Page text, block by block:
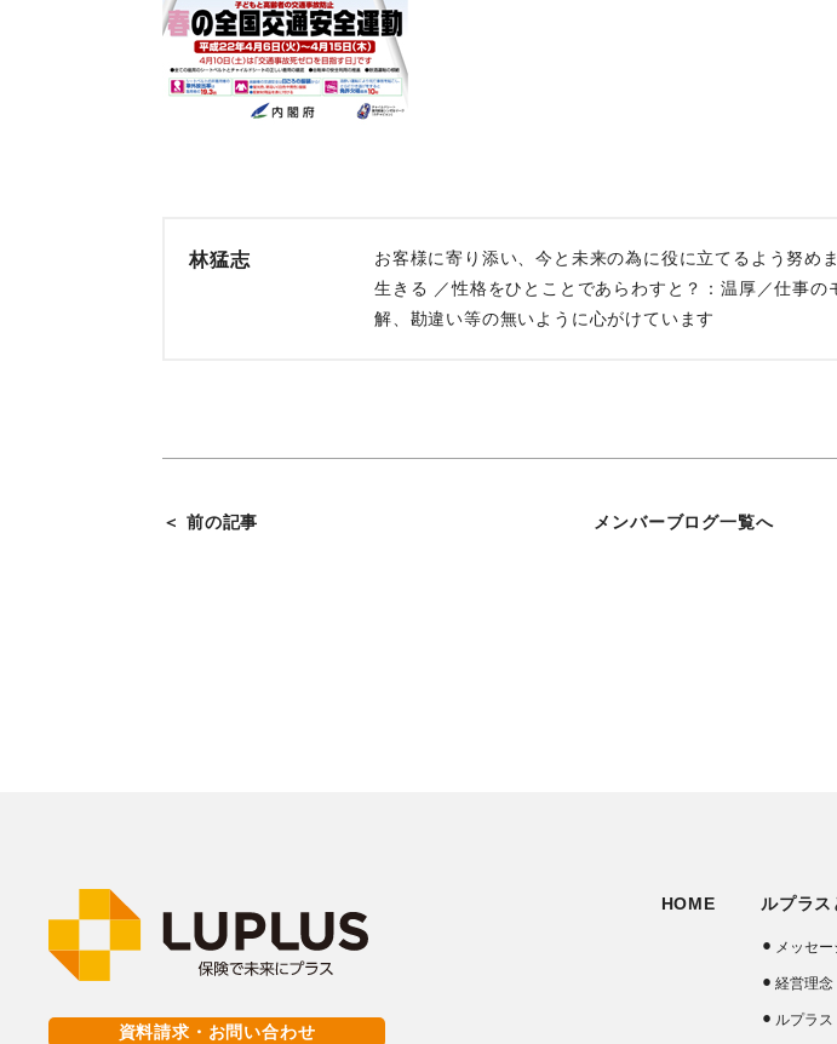
林猛志
お客様に寄り添い、今と未来の為に役に立てるよう努め
生きる ／性格をひとことであらわすと？：温厚／仕事
解、勘違い等の無いように心がけています
＜ 前の記事 メンバーブログ一覧へ
資料請求・お問い合わせ
HOME ルプラス
メッセー
経営理念
ルプラ